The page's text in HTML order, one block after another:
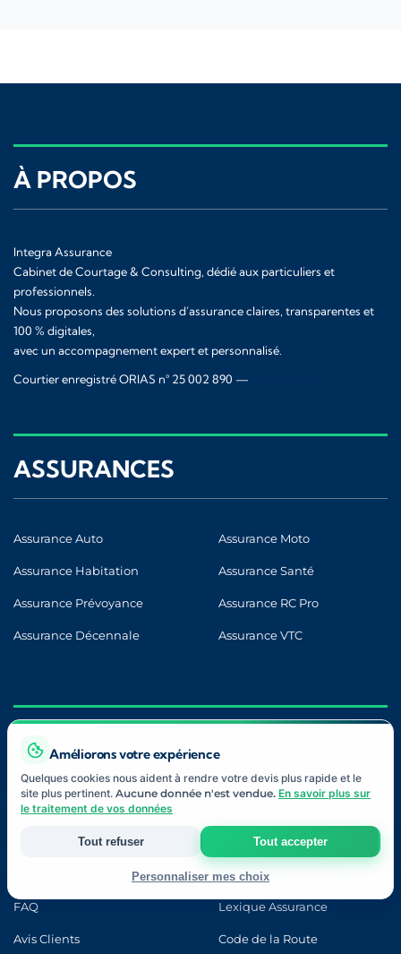
À PROPOS
Integra Assurance
Cabinet de Courtage & Consulting, dédié aux particuliers et
professionnels.
Nous proposons des solutions d’assurance claires, transparentes et
100 % digitales,
avec un accompagnement expert et personnalisé.
Courtier enregistré ORIAS n° 25 002 890 —
ASSURANCES
Assurance Auto Assurance Moto
Assurance Habitation Assurance Santé
Assurance Prévoyance Assurance RC Pro
Assurance Décennale Assurance VTC
LIENS UTILES
Blog
Notre Approche
Devis Gratuit
FAQ Lexique Assurance
Avis Clients Code de la Route
Améliorons votre expérience
Quelques cookies nous aident à rendre votre devis plus rapide et le
site plus pertinent. Aucune donnée n'est vendue. En savoir plus sur
le traitement de vos données
Tout refuser Tout accepter
Personnaliser mes choix
Strictement nécessaires
Indispensables au fonctionnement du site et à votre devis.